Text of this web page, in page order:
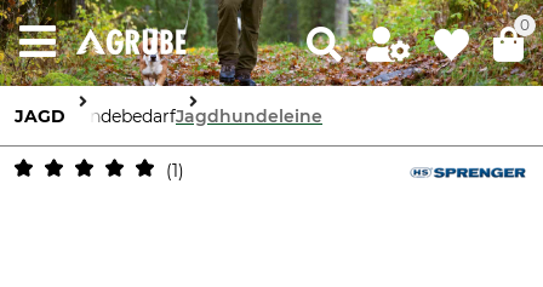
0
JAGD HundebedarfJagdhundeleine
1